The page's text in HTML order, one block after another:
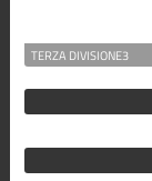
TERZA DIVISIONE3